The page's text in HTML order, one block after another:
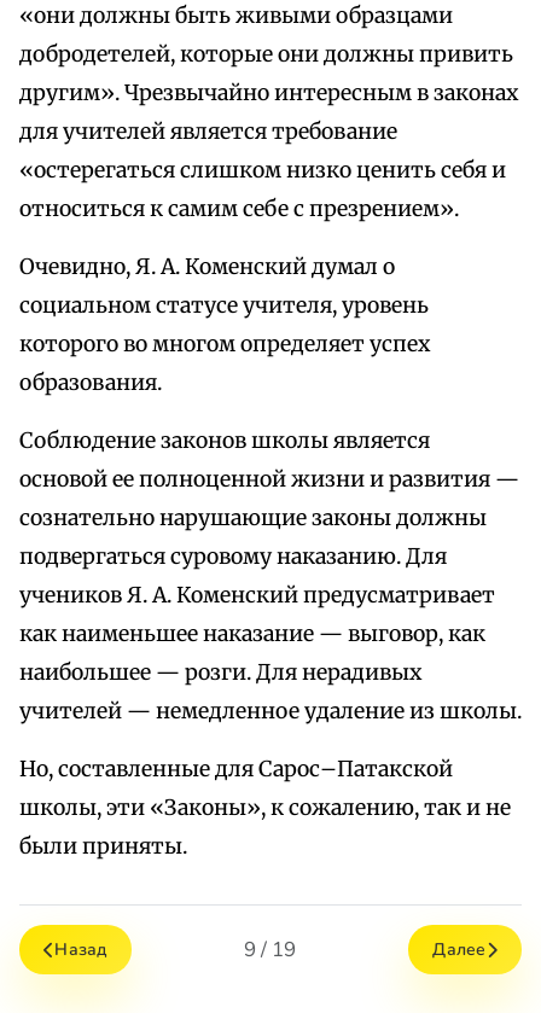
«они должны быть живыми образцами
добродетелей, которые они должны привить
другим». Чрезвычайно интересным в законах
для учителей является требование
«остерегаться слишком низко ценить себя и
относиться к самим себе с презрением».
Очевидно, Я. А. Коменский думал о
социальном статусе учителя, уровень
которого во многом определяет успех
образования.
Соблюдение законов школы является
основой ее полноценной жизни и развития —
сознательно нарушающие законы должны
подвергаться суровому наказанию. Для
учеников Я. А. Коменский предусматривает
как наименьшее наказание — выговор, как
наибольшее — розги. Для нерадивых
учителей — немедленное удаление из школы.
Но, составленные для Сарос–Патакской
школы, эти «Законы», к сожалению, так и не
были приняты.
Назад 9 / 19 Далее